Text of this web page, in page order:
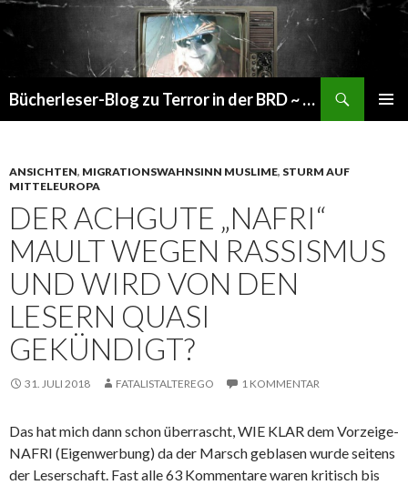
Bücherleser-Blog zu Terror in der BRD ~ die gemachte Realität
ANSICHTEN, MIGRATIONSWAHNSINN MUSLIME, STURM AUF
MITTELEUROPA
DER ACHGUTE „NAFRI“
MAULT WEGEN RASSISMUS
UND WIRD VON DEN
LESERN QUASI
GEKÜNDIGT?
31. JULI 2018 FATALISTALTEREGO 1 KOMMENTAR
Das hat mich dann schon überrascht, WIE KLAR dem Vorzeige-
NAFRI (Eigenwerbung) da der Marsch geblasen wurde seitens
der Leserschaft. Fast alle 63 Kommentare waren kritisch bis